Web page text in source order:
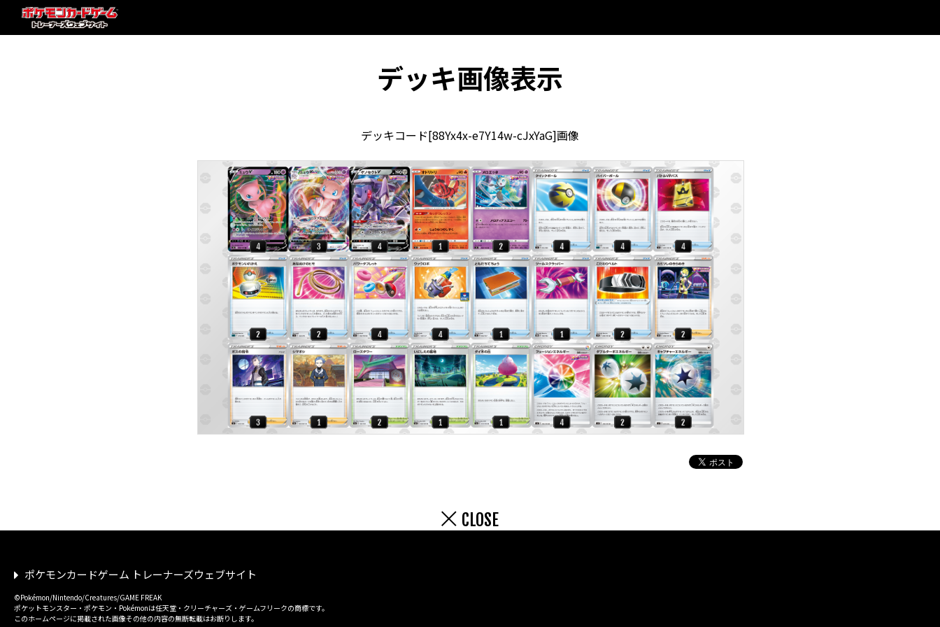
デッキ画像表示
デッキコード[88Yx4x-e7Y14w-cJxYaG]画像
CLOSE
ポケモンカードゲーム トレーナーズウェブサイト
©Pokémon/Nintendo/Creatures/GAME FREAK
ポケットモンスター・ポケモン・Pokémonは任天堂・クリーチャーズ・ゲームフリークの商標です。
このホームページに掲載された画像その他の内容の無断転載はお断りします。